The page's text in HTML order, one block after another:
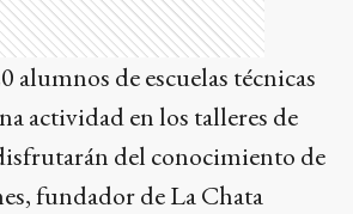
alumnos de escuelas técnicas
actividad en los talleres de
del conocimiento de
fundador de La Chata